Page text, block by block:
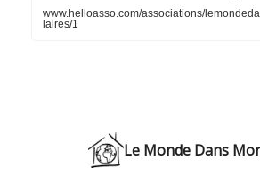
www.helloasso.com/associations/
laires/1
Le Monde Dans